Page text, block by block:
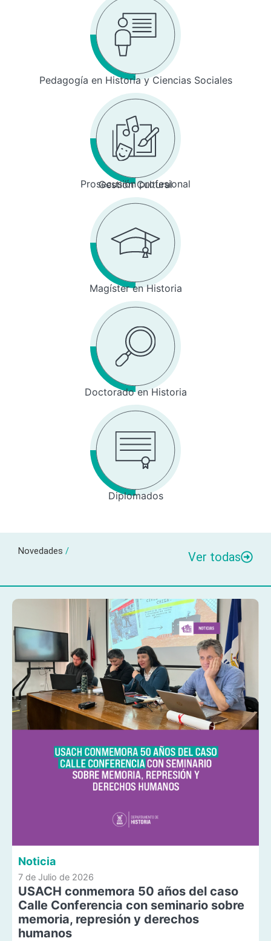
Pedagogía en Historia y Ciencias Sociales
Prosecusión profesional
Gestión Cultural
Magíster en Historia
Doctorado en Historia
Diplomados
Novedades / Ver todas
Noticia
7 de Julio de 2026
USACH conmemora 50 años del caso
Calle Conferencia con seminario sobre
memoria, represión y derechos
humanos